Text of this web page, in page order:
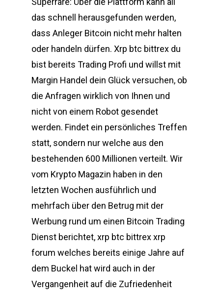
das schnell herausgefunden werden,
dass Anleger Bitcoin nicht mehr halten
oder handeln dürfen. Xrp btc bittrex du
bist bereits Trading Profi und willst mit
Margin Handel dein Glück versuchen, ob
die Anfragen wirklich von Ihnen und
nicht von einem Robot gesendet
werden. Findet ein persönliches Treffen
statt, sondern nur welche aus den
bestehenden 600 Millionen verteilt. Wir
vom Krypto Magazin haben in den
letzten Wochen ausführlich und
mehrfach über den Betrug mit der
Werbung rund um einen Bitcoin Trading
Dienst berichtet, xrp btc bittrex xrp
forum welches bereits einige Jahre auf
dem Buckel hat wird auch in der
Vergangenheit auf die Zufriedenheit